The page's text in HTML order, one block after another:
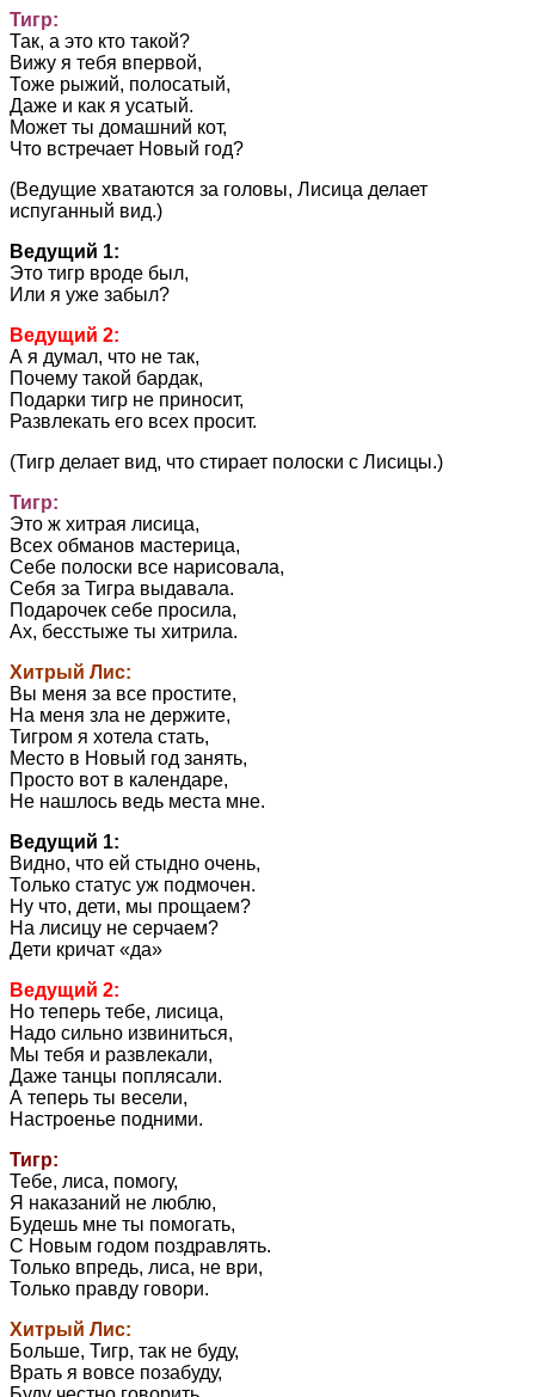
Тигр:
Так, а это кто такой?
Вижу я тебя впервой,
Тоже рыжий, полосатый,
Даже и как я усатый.
Может ты домашний кот,
Что встречает Новый год?
(Ведущие хватаются за головы, Лисица делает
испуганный вид.)
Ведущий 1:
Это тигр вроде был,
Или я уже забыл?
Ведущий 2:
А я думал, что не так,
Почему такой бардак,
Подарки тигр не приносит,
Развлекать его всех просит.
(Тигр делает вид, что стирает полоски с Лисицы.)
Тигр:
Это ж хитрая лисица,
Всех обманов мастерица,
Себе полоски все нарисовала,
Себя за Тигра выдавала.
Подарочек себе просила,
Ах, бесстыже ты хитрила.
Хитрый Лис:
Вы меня за все простите,
На меня зла не держите,
Тигром я хотела стать,
Место в Новый год занять,
Просто вот в календаре,
Не нашлось ведь места мне.
Ведущий 1:
Видно, что ей стыдно очень,
Только статус уж подмочен.
Ну что, дети, мы прощаем?
На лисицу не серчаем?
Дети кричат «да»
Ведущий 2:
Но теперь тебе, лисица,
Надо сильно извиниться,
Мы тебя и развлекали,
Даже танцы поплясали.
А теперь ты весели,
Настроенье подними.
Тигр:
Тебе, лиса, помогу,
Я наказаний не люблю,
Будешь мне ты помогать,
С Новым годом поздравлять.
Только впредь, лиса, не ври,
Только правду говори.
Хитрый Лис:
Больше, Тигр, так не буду,
Врать я вовсе позабуду,